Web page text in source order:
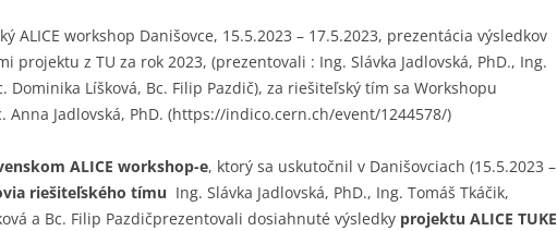
ALICE workshop Danišovce, 15.5.2023 – 17.5.2023, prezentácia výsledkov
projektu z TU za rok 2023, (prezentovali : Ing. Slávka Jadlovská, PhD., Ing.
Dominika Líšková, Bc. Filip Pazdič), za riešiteľský tím sa Workshopu
Anna Jadlovská, PhD. (https://indico.cern.ch/event/1244578/)
ALICE workshop-e, ktorý sa uskutočnil v Danišovciach (15.5.2023 –
riešiteľského tímu Ing. Slávka Jadlovská, PhD., Ing. Tomáš Tkáčik,
a Bc. Filip Pazdičprezentovali dosiahnuté výsledky projektu ALICE TUKE